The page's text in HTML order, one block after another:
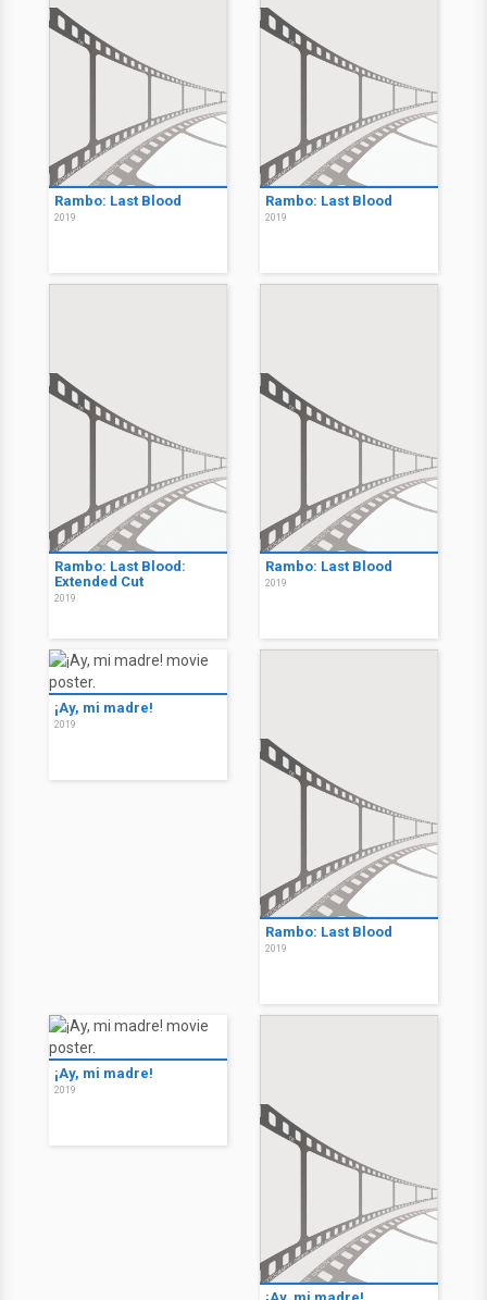
Rambo: Last Blood
2019
Rambo: Last Blood
2019
Rambo: Last Blood:
Extended Cut
2019
Rambo: Last Blood
2019
¡Ay, mi madre!
2019
Rambo: Last Blood
2019
¡Ay, mi madre!
2019